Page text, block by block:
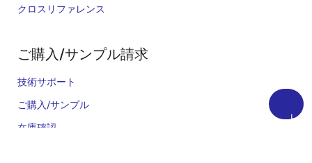
上
クロスリファレンス
ご購入/サンプル請求
技術サポート
ご購入/サンプル
在庫確認